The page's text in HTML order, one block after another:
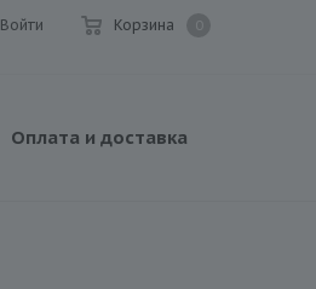
Корзина
Войти
Оплата и доставка